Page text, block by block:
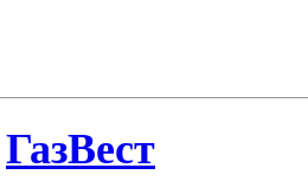
ГазВест